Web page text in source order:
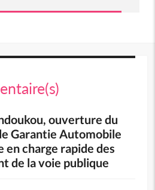
ouverture du
Garantie Automobile
en charge rapide des
de la voie publique